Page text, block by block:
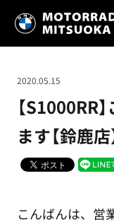
【S1000RR
ます【鈴鹿店
2020.05.15
こんばんは、営